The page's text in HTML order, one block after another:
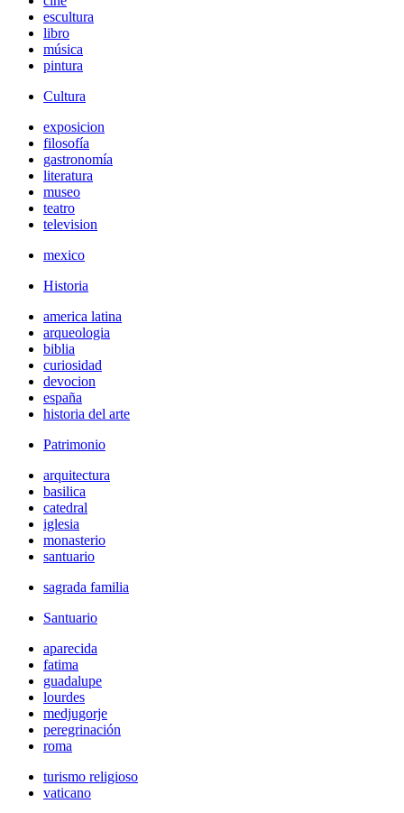
escultura
libro
música
pintura
Cultura
exposicion
filosofía
gastronomía
literatura
museo
teatro
television
mexico
Historia
america latina
arqueologia
biblia
curiosidad
devocion
españa
historia del arte
Patrimonio
arquitectura
basilica
catedral
iglesia
monasterio
santuario
sagrada familia
Santuario
aparecida
fatima
guadalupe
lourdes
medjugorje
peregrinación
roma
turismo religioso
vaticano